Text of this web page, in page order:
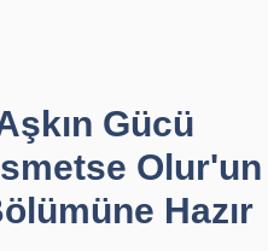
Gücü
Olur'un
Hazır